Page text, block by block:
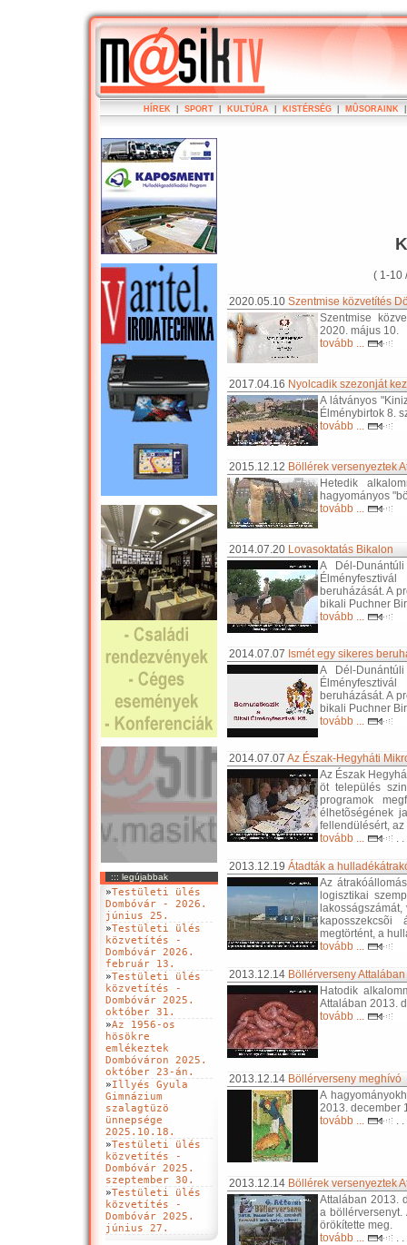
HÍREK SPORT KULTÚRA KISTÉRSÉG MÛSORAINK
( 1-10
2020.05.10 Szentmise közvetítés
Szentmise
2020. május 10.
tovább ...
2017.04.16 Nyolcadik szezonját
A látványos
Élménybirtok 8.
tovább ...
2015.12.12 Böllérek versenyeztek
Hetedik
hagyományos
tovább ...
2014.07.20 Lovasoktatás Bikalon
A Dél-
beruházását. A
bikali Puchner
tovább ...
2014.07.07 Ismét egy sikeres
A Dél-
beruházását. A
bikali Puchner
tovább ...
2014.07.07 Az Észak-Hegyháti
Az Észak
öt település
programok
élhetõségének
fellendülésért,
tovább ...
.
2013.12.19 Átadták a
Az
logisztikai
megtörtént, a
tovább ...
2013.12.14 Böllérverseny Attalában
Hatodik
Attalában 2013.
tovább ...
2013.12.14 Böllérverseny meghívó
A
2013. december
tovább ...
.
2013.12.14 Böllérek versenyeztek
Attalában 2013.
a
örökítette meg.
tovább ...
.
::: legújabbak
»Testületi ülés
Dombóvár - 2026.
június 25.
»Testületi ülés
közvetítés -
Dombóvár 2026.
február 13.
»Testületi ülés
közvetítés -
Dombóvár 2025.
október 31.
»Az 1956-os
hösökre
emlékeztek
Dombóváron 2025.
október 23-án.
»Illyés Gyula
Gimnázium
szalagtüzö
ünnepsége
2025.10.18.
»Testületi ülés
közvetítés -
Dombóvár 2025.
szeptember 30.
»Testületi ülés
közvetítés -
Dombóvár 2025.
június 27.